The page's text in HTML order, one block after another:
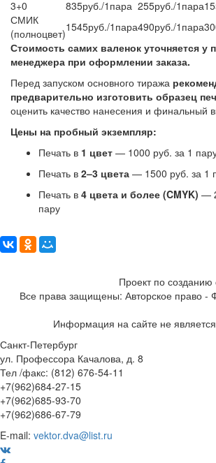
3+0
835руб./1пара 255руб./1пара
СМИК
(полноцвет)1545руб./1пара490руб./1пара
Стоимость самих валенок уточняется у
менеджера при оформлении заказа.
Перед запуском основного тиража
предварительно изготовить образец
оценить качество нанесения и финальный
Цены на пробный экземпляр:
Печать в 1 цвет — 1000 руб. за 1
Печать в 2–3 цвета — 1500 руб. за 1
Печать в 4 цвета и более (CMYK) —
пару
Проект по
Все права защищены: Авторское право -
Информация на сайте не
Санкт-Петербург
ул. Профессора Качалова, д. 8
Тел /факс: (812) 676-54-11
+7(962)684-27-15
+7(962)685-93-70
+7(962)686-67-79
E-mail: vektor.dva@list.ru